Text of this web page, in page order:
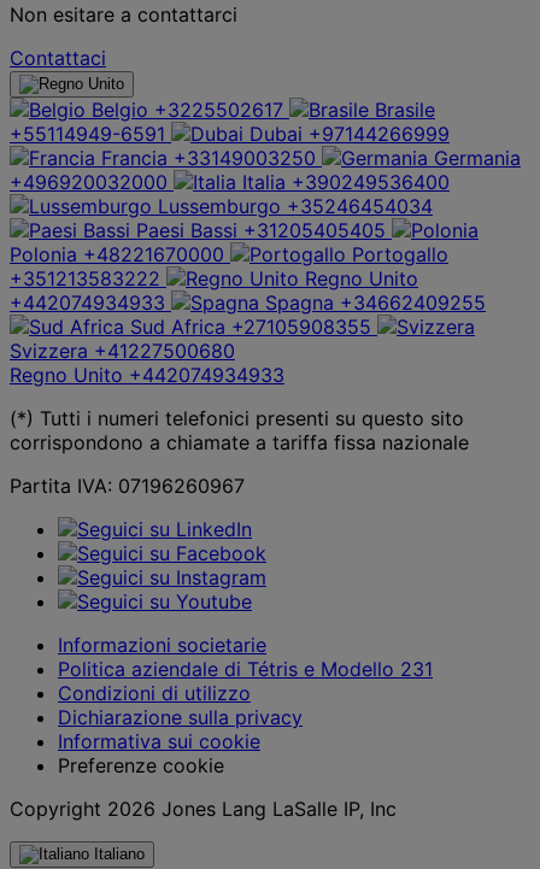
Non esitare a contattarci
Contattaci
Belgio +3225502617
Brasile
+55114949-6591
Dubai +97144266999
Francia +33149003250
Germania
+496920032000
Italia +390249536400
Lussemburgo +35246454034
Paesi Bassi +31205405405
Polonia +48221670000
Portogallo
+351213583222
Regno Unito
+442074934933
Spagna +34662409255
Sud Africa +27105908355
Svizzera +41227500680
Regno Unito +442074934933
(*) Tutti i numeri telefonici presenti su questo sito
corrispondono a chiamate a tariffa fissa nazionale
Partita IVA: 07196260967
Informazioni societarie
Politica aziendale di Tétris e Modello 231
Condizioni di utilizzo
Dichiarazione sulla privacy
Informativa sui cookie
Preferenze cookie
Copyright 2026 Jones Lang LaSalle IP, Inc
Italiano